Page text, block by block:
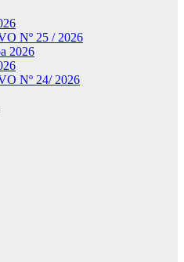
Nº 25 / 2026
2026
Nº 24/ 2026